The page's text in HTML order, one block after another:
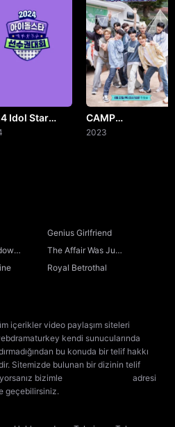
Idol Star
CAMP
ZEROBASEONE
2023
Genius Girlfriend
The Affair Was Just
the Beginning
Royal Betrothal
içerikler video paylaşım siteleri
kendi sunucularında
bu konuda bir telif hakkı
Sitemizde bulunan bir dizinin telif
bizimle
adresi
geçebilirsiniz.